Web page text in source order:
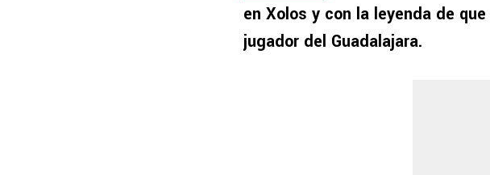
en Xolos y con la leyenda de
jugador del Guadalajara.